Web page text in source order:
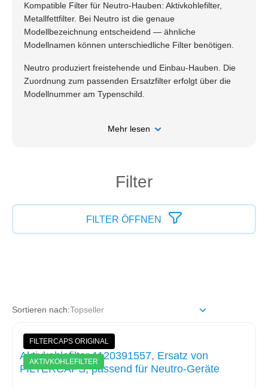
Kompatible Filter für Neutro-Hauben: Aktivkohlefilter,
Metallfettfilter. Bei Neutro ist die genaue
Modellbezeichnung entscheidend — ähnliche
Modellnamen können unterschiedliche Filter benötigen.
Neutro produziert freistehende und Einbau-Hauben. Die
Zuordnung zum passenden Ersatzfilter erfolgt über die
Modellnummer am Typenschild.
Mehr lesen
Filter
FILTER ÖFFNEN
Sortieren nach:
FILTERCAPS ORIGINAL
AKTIVKOHLEFILTER
Aktivkohlefilter 1120391557, Ersatz von
FILTERCAPS, passend für Neutro-Geräte